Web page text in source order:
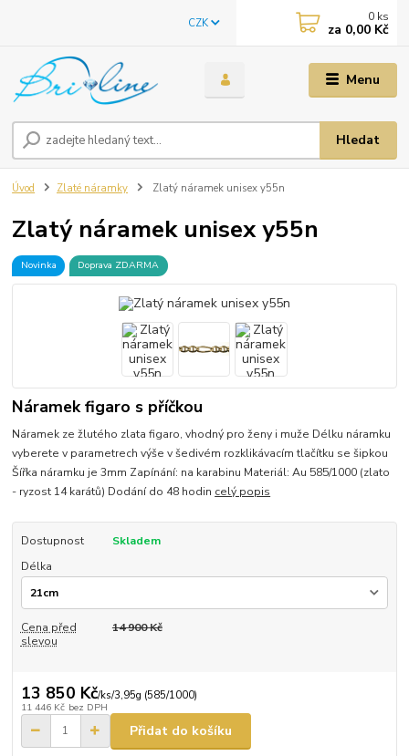
Menu
CZK
Hledat
0 ks
za 0,00 Kč
Úvod Zlaté náramky Zlatý náramek unisex y55n
Zlatý náramek unisex y55n
Novinka Doprava ZDARMA
Náramek figaro s příčkou
Náramek ze žlutého zlata figaro, vhodný pro ženy i muže Délku náramku
vyberete v parametrech výše v šedivém rozklikávacím tlačítku se šipkou
Šířka náramku je 3mm Zapínání: na karabinu Materiál: Au 585/1000 (zlato
- ryzost 14 karátů) Dodání do 48 hodin celý popis
Dostupnost
Skladem
Délka
Cena před
slevou
14 900 Kč
13 850 Kč/ks/3,95g (585/1000)
11 446 Kč bez DPH
Přidat do košíku